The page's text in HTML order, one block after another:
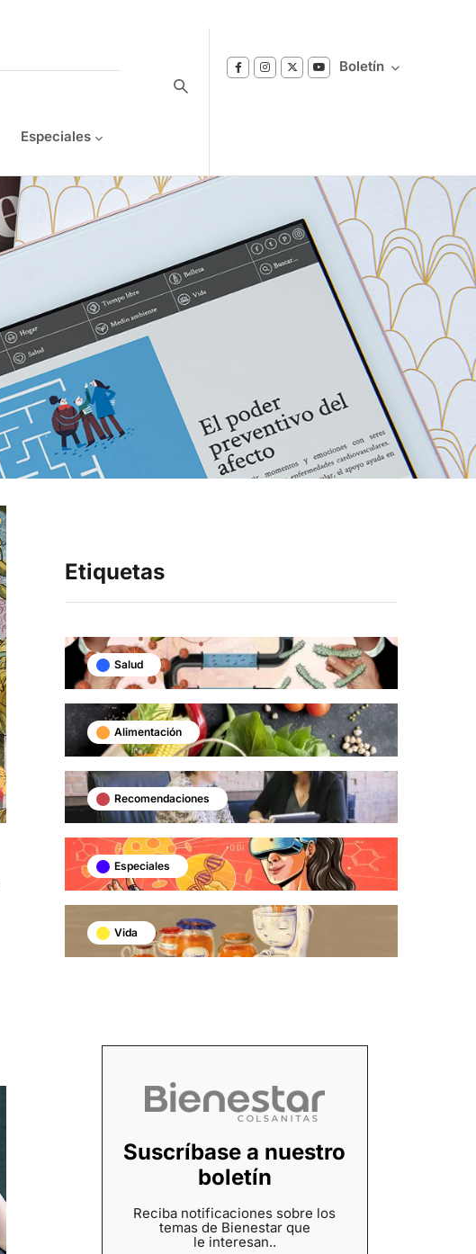
Especiales
Boletín
Suscríbase a nuestro boletín
Reciba notificaciones sobre los temas de
Bienestar que le interesan.
Etiquetas
Salud
Alimentación
Recomendaciones
Especiales
Vida
Suscríbase a nuestro
boletín
Reciba notificaciones sobre los
temas de Bienestar que
le interesan..